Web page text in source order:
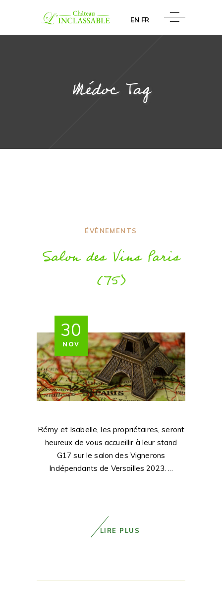
EN FR
médoc Tag
ÉVÈNEMENTS
Salon des Vins Paris
(75)
30
NOV
Rémy et Isabelle, les propriétaires, seront
heureux de vous accueillir à leur stand
G17 sur le salon des Vignerons
Indépendants de Versailles 2023.
LIRE PLUS